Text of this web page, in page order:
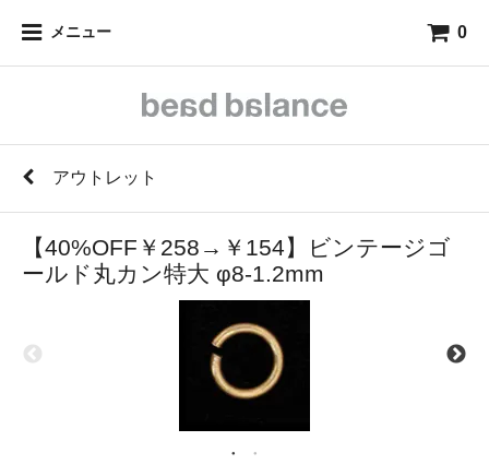
メニュー 0
アウトレット
【40%OFF￥258→￥154】ビンテージゴ
ールド丸カン特大 φ8-1.2mm